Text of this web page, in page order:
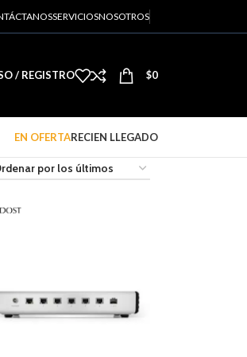
SERVICIOSNOSOTROS
/ REGISTRO $0
EN OFERTARECIEN LLEGADO